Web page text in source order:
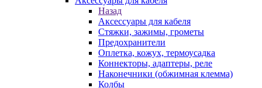
Назад
Аксессуары для кабеля
Стяжки, зажимы, грометы
Предохранители
Оплетка, кожух, термоусадка
Коннекторы, адаптеры, реле
Наконечники (обжимная клемма)
Колбы